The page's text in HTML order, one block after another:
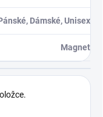
Dámské, Unisex
Magnet